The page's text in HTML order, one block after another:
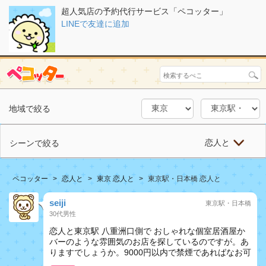
超人気店の予約代行サービス「ペコッター」
LINEで友達に追加
地域で絞る
シーンで絞る 恋人と
ペコッター 恋人と 東京 恋人と 東京駅・日本橋 恋人と
seiji
30代男性
東京駅・日本橋
恋人と東京駅 八重洲口側で おしゃれな個室居酒屋か
バーのような雰囲気のお店を探しているのですが。あ
りますでしょうか。9000円以内で禁煙であればなお可